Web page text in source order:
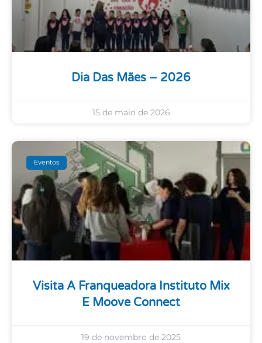
Dia Das Mães – 2026
15 de maio de 2026
Eventos
Visita A Franqueadora Instituto Mix
E Moove Connect
19 de novembro de 2025